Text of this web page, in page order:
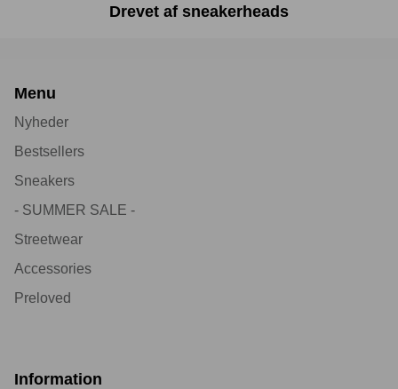
Drevet af sneakerheads
Menu
Nyheder
Bestsellers
Sneakers
- SUMMER SALE -
Streetwear
Accessories
Preloved
Information